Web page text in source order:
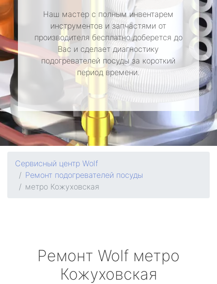
Наш мастер с полным инвентарем
инструментов и запчастями от
производителя бесплатно доберется до
Вас и сделает диагностику
подогревателей посуды за короткий
период времени.
Сервисный центр Wolf
Ремонт подогревателей посуды
метро Кожуховская
Ремонт Wolf метро
Кожуховская